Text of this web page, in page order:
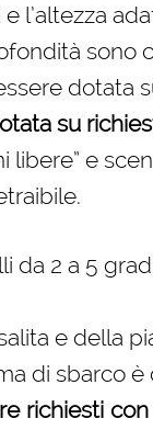
l’altezza
sono
dotata
su
libere” e
da 2 a 5
e della
di sbarco
richiesti